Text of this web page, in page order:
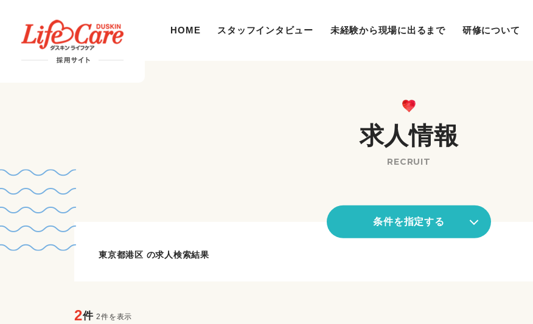
HOME スタッフインタビュー 未経験から現場に出るまで 研修について
求人情報
RECRUIT
条件を指定する
東京都港区 の求人検索結果
2件 2件を表示